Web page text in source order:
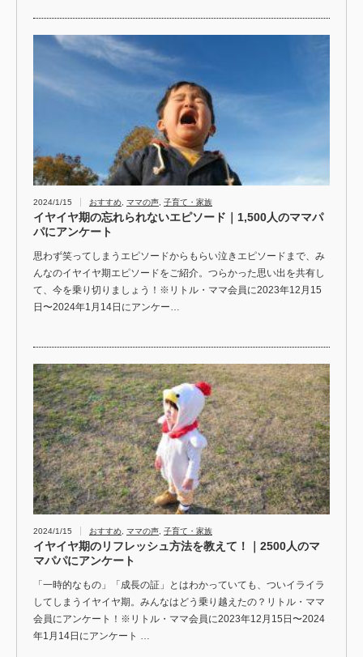
2024/1/15 おすすめ ママの声 子育て・家族
イヤイヤ期の忘れられないエピソード｜1,500人のママパ
パにアンケート
思わず笑ってしまうエピソードからもらい泣きエピソードまで、み
んなのイヤイヤ期エピソードをご紹介。つらかった思い出を共有し
て、今を乗り切りましょう！※リトル・ママ会員に2023年12月15
日〜2024年1月14日にアンケー…
2024/1/15 おすすめ ママの声 子育て・家族
イヤイヤ期のリフレッシュ方法を教えて！｜2500人のマ
マパパにアンケート
「一時的なもの」「成長の証」とはわかっていても、ついイライラ
してしまうイヤイヤ期。みんなはどう乗り越えたの？リトル・ママ
会員にアンケート！※リトル・ママ会員に2023年12月15日〜2024
年1月14日にアンケート …